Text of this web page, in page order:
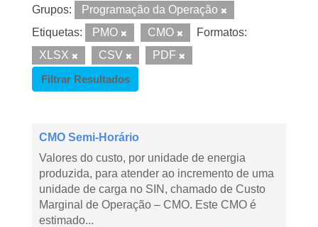
Grupos:
Programação da Operação
Etiquetas:
PMO CMO
Formatos:
XLSX
CSV
PDF
Filtrar Resultados
CMO Semi-Horário
Valores do custo, por unidade de energia
produzida, para atender ao incremento de uma
unidade de carga no SIN, chamado de Custo
Marginal de Operação – CMO. Este CMO é
estimado...